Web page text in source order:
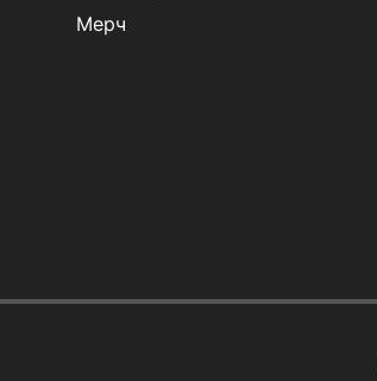
Мерч